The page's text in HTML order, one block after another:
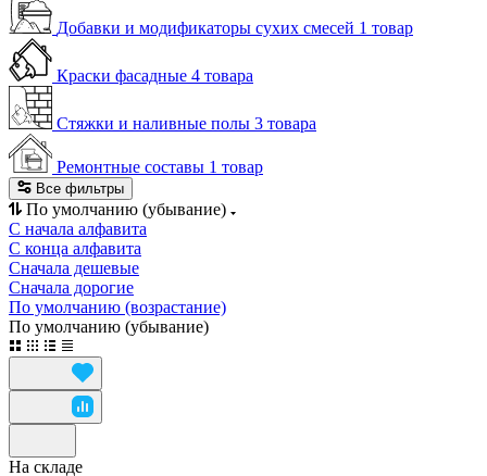
Добавки и модификаторы сухих смесей 1 товар
Краски фасадные 4 товара
Стяжки и наливные полы 3 товара
Ремонтные составы 1 товар
Все фильтры
По умолчанию (убывание)
С начала алфавита
С конца алфавита
Сначала дешевые
Сначала дорогие
По умолчанию (возрастание)
По умолчанию (убывание)
На складе